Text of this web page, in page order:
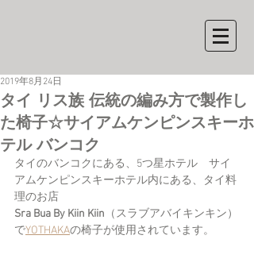
タイ リス族 伝統の編み方で製作し
た椅子☆サイアムケンピンスキーホ
テル バンコク
2019年8月24日
タイのバンコクにある、5つ星ホテル　サイ
アムケンピンスキーホテル内にある、タイ料
理のお店
Sra Bua By Kiin Kiin （スラブアバイキンキン）
でYOTHAKAの椅子が使用されています。